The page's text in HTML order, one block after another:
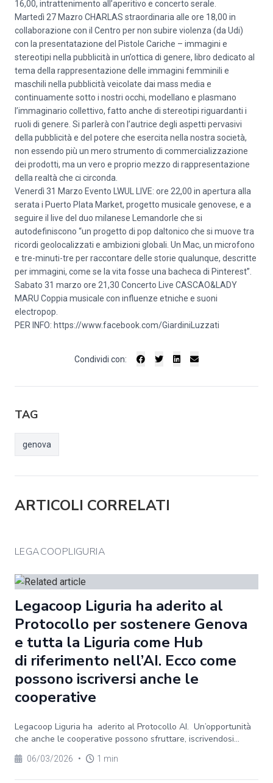
16,00, intrattenimento all’aperitivo e concerto serale.
Martedì 27 Mazro CHARLAS straordinaria alle ore 18,00 in
collaborazione con il Centro per non subire violenza (da Udi)
con la presentatazione del Pistole Cariche – immagini e
stereotipi nella pubblicità in un’ottica di genere, libro dedicato al
tema della rappresentazione delle immagini femminili e
maschili nella pubblicità veicolate dai mass media e
continuamente sotto i nostri occhi, modellano e plasmano
l’immaginario collettivo, fatto anche di stereotipi riguardanti i
ruoli di genere. Si parlerà con l’autrice degli aspetti pervasivi
della pubblicità e del potere che esercita nella nostra società,
non essendo più un mero strumento di commercializzazione
dei prodotti, ma un vero e proprio mezzo di rappresentazione
della realtà che ci circonda.
Venerdì 31 Marzo Evento LWUL LIVE: ore 22,00 in apertura alla
serata i Puerto Plata Market, progetto musicale genovese, e a
seguire il live del duo milanese Lemandorle che si
autodefiniscono “un progetto di pop daltonico che si muove tra
ricordi geolocalizzati e ambizioni globali. Un Mac, un microfono
e tre-minuti-tre per raccontare delle storie qualunque, descritte
per immagini, come se la vita fosse una bacheca di Pinterest”.
Sabato 31 marzo ore 21,30 Concerto Live CASCAO&LADY
MARU Coppia musicale con influenze etniche e suoni
electropop.
PER INFO: https://www.facebook.com/GiardiniLuzzati
Condividi con:
TAG
genova
ARTICOLI CORRELATI
LEGACOOPLIGURIA
Legacoop Liguria ha aderito al
Protocollo per sostenere Genova
e tutta la Liguria come Hub
di riferimento nell’AI. Ecco come
possono iscriversi anche le
cooperative
Legacoop Liguria ha aderito al Protocollo AI. Un’opportunità
che anche le cooperative possono sfruttare, iscrivendosi...
06/03/2026 • 1 min